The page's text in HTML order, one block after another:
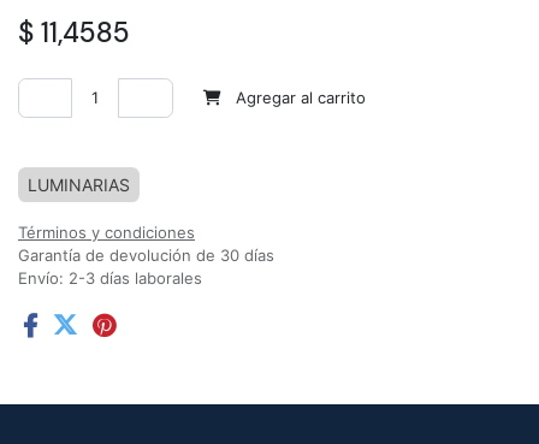
$ 11,4585
Agregar al carrito
LUMINARIAS
Términos y condiciones
Garantía de devolución de 30 días
Envío: 2-3 días laborales